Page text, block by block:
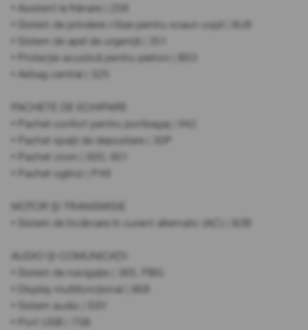
• Asistent la frânare | 258
• Sistem de prindere i-Size pentru scaun copil | 8U8
• Sistem de apel de urgență | 351
• Protecție acustică pentru pietoni | B53
• Airbag central | 325
PACHETE DE ECHIPARE
• Pachet confort pentru portbagaj | 942
• Pachet spații de depozitare | 30P
• Pachet crom | 900, 901
• Pachet oglinzi | P49
MOTOR ȘI TRANSMISIE
• Sistem de încărcare în curent alternativ (AC) | 82B
AUDIO ȘI COMUNICAȚII
• Sistem de navigație | 365, PBG
• Display multifuncțional | 868
• Sistem audio | SSY
• Port USB | 75B